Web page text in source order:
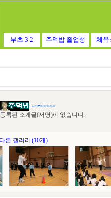
부초 3-2 주먹밥 졸업생 체육
등록된 소개글(서명)이 없습니다.
른 갤러리 (10개)